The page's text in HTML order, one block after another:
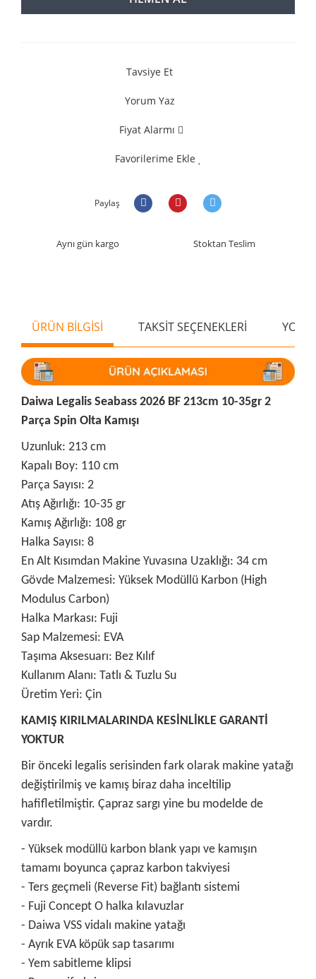
Tavsiye Et
Yorum Yaz
Fiyat Alarmı
Favorilerime Ekle
Paylaş
Aynı gün kargo Stoktan Teslim
ÜRÜN BİLGİSİ TAKSİT SEÇENEKLERİ
Daiwa Legalis Seabass 2026 BF 213cm 10-35gr 2
Parça Spin Olta Kamışı
Uzunluk: 213 cm
Kapalı Boy: 110 cm
Parça Sayısı: 2
Atış Ağırlığı: 10-35 gr
Kamış Ağırlığı: 108 gr
Halka Sayısı: 8
En Alt Kısımdan Makine Yuvasına Uzaklığı: 34 cm
Gövde Malzemesi: Yüksek Modüllü Karbon (High
Modulus Carbon)
Halka Markası: Fuji
Sap Malzemesi: EVA
Taşıma Aksesuarı: Bez Kılıf
Kullanım Alanı: Tatlı & Tuzlu Su
Üretim Yeri: Çin
KAMIŞ KIRILMALARINDA KESİNLİKLE GARANTİ
YOKTUR
Bir önceki legalis serisinden fark olarak makine yatağı
değiştirilmiş ve kamış biraz daha inceltilip
hafifletilmiştir. Çapraz sargı yine bu modelde de
vardır.
- Yüksek modüllü karbon blank yapı ve kamışın
tamamı boyunca çapraz karbon takviyesi
- Ters geçmeli (Reverse Fit) bağlantı sistemi
- Fuji Concept O halka kılavuzlar
- Daiwa VSS vidalı makine yatağı
- Ayrık EVA köpük sap tasarımı
- Yem sabitleme klipsi